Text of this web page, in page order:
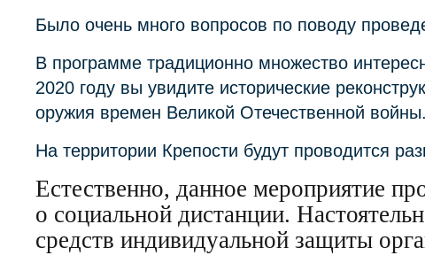
Было очень много вопросов по поводу
В программе традиционно множество
2020 году вы увидите исторические
оружия времен Великой Отечественной войны.
На территории Крепости будут проводится
Естественно, данное мероприятие
о социальной дистанции.
средств индивидуальной защиты